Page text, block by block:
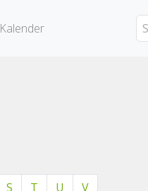
Kalender
S T U
V